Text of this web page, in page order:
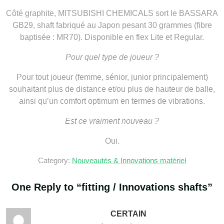
Côté graphite, MITSUBISHI CHEMICALS sort le BASSARA
GB29, shaft fabriqué au Japon pesant 30 grammes (fibre
baptisée : MR70). Disponible en flex Lite et Regular.
Pour quel type de joueur ?
Pour tout joueur (femme, sénior, junior principalement)
souhaitant plus de distance et/ou plus de hauteur de balle,
ainsi qu’un comfort optimum en termes de vibrations.
Est ce vraiment nouveau ?
Oui.
Category: Nouveautés & Innovations matériel
One Reply to “fitting / Innovations shafts”
CERTAIN